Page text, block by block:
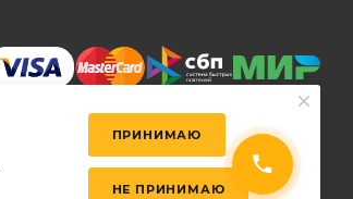
ПРИНИМАЮ
НЕ ПРИНИМАЮ